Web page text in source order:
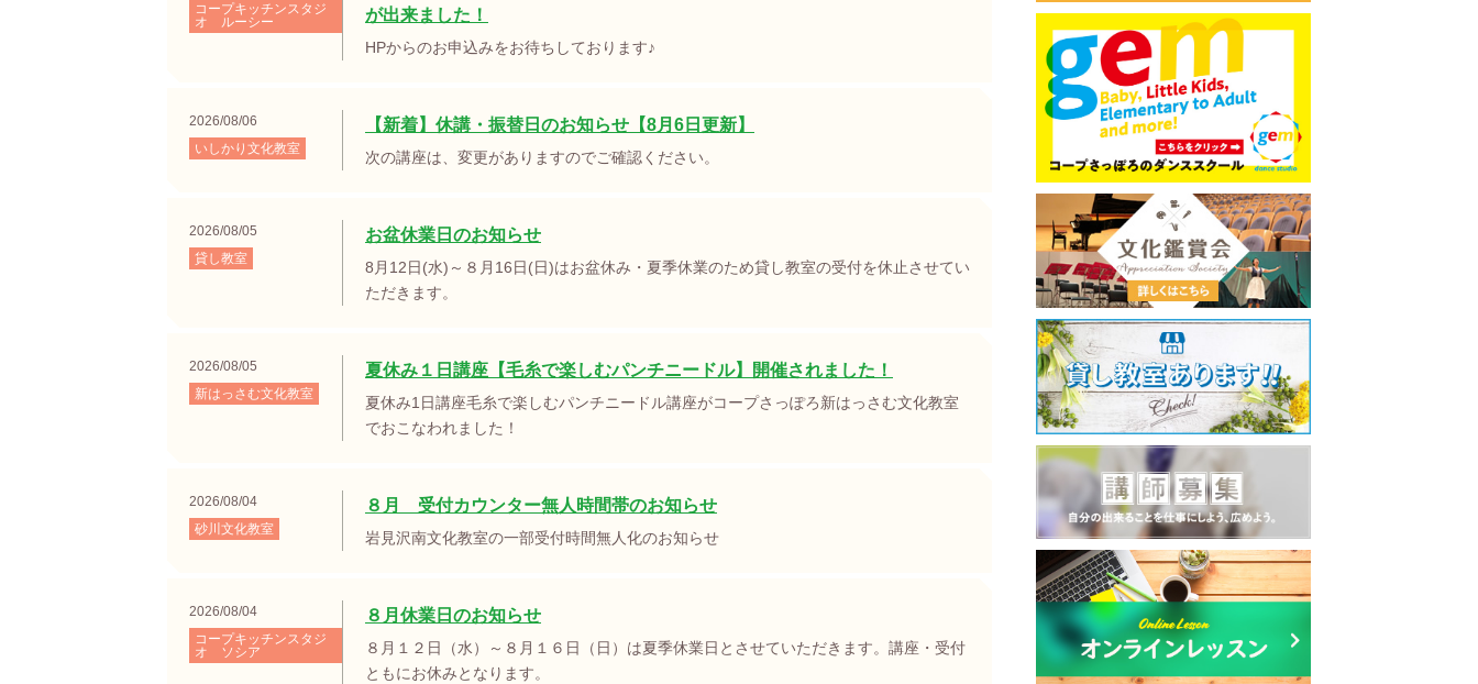
コープキッチンスタジ
オ ルーシー
が出来ました！
HPからのお申込みをお待ちしております♪
2026/08/06
いしかり文化教室
【新着】休講・振替日のお知らせ【8月6日更新】
次の講座は、変更がありますのでご確認ください。
2026/08/05
貸し教室
お盆休業日のお知らせ
8月12日(水)～８月16日(日)はお盆休み・夏季休業のため貸し教室の受付を休止させてい
ただきます。
2026/08/05
新はっさむ文化教室
夏休み１日講座【毛糸で楽しむパンチニードル】開催されました！
夏休み1日講座毛糸で楽しむパンチニードル講座がコープさっぽろ新はっさむ文化教室
でおこなわれました！
2026/08/04
砂川文化教室
８月 受付カウンター無人時間帯のお知らせ
岩見沢南文化教室の一部受付時間無人化のお知らせ
2026/08/04
コープキッチンスタジ
オ ソシア
８月休業日のお知らせ
８月１２日（水）～８月１６日（日）は夏季休業日とさせていただきます。講座・受付
ともにお休みとなります。